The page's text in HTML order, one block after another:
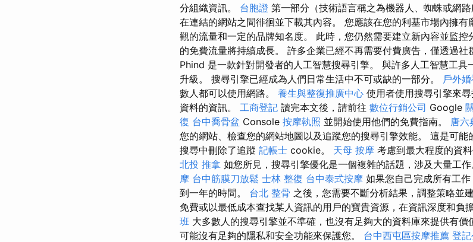
分組織資訊。 台胞證 第一部分（技術語言稱之為機器人、蜘蛛或網
在連結的網站之間徘徊並下載其內容。 您應該在您的利基市場內擁
觀的流量和一定的品牌知名度。 此時，您仍然需要建立新內容並監
的免費流量將持續成長。 許多企業已經不再需要付費廣告，僅透過社
Phind 是一款針對開發者的人工智慧搜尋引擎。 與許多人工智慧工具
升級。 搜尋引擎已經成為人們日常生活中不可或缺的一部分。 戶外
數人都可以使用網路。 養生與整復推廣中心 使用者使用搜尋引擎來
資料的資訊。 工商登記 讀完本文後，請前往 數位行銷公司 Google
復 台中喬骨盆 Console 按摩執照 並開始使用他們的免費指南。 唐六
您的網站、檢查您的網站地圖以及追蹤您的搜尋引擎效能。 這是可
搜尋中刪除了追蹤 記帳士 cookie。 天母 按摩 考慮到最大程度的資
北投 推拿 如您所見，搜尋引擎優化是一個複雜的話題，涉及大量工作
摩 台中筋膜刀放鬆 士林 整復 台中泰式按摩 如果您自己完成所有工
到一年的時間。 台北 整骨 之後，您需要不斷分析結果，調整策略並
免費或以最低成本查找某人資訊的用戶的寶貴資源，在資訊深度和負
班 大多數人的搜尋引擎並不準確，也沒有足夠大的資料庫來提供有價
可能沒有足夠的隱私和安全功能來保護您。 台中西屯區按摩推薦 登記